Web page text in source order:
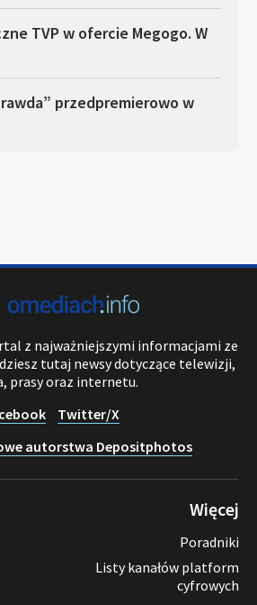
TVP w ofercie Megogo. W
przedpremierowo w
z najważniejszymi informacjami ze
tutaj newsy dotyczące telewizji,
prasy oraz internetu.
Twitter/X
autorstwa Depositphotos
Więcej
Poradniki
Listy kanałów platform
cyfrowych